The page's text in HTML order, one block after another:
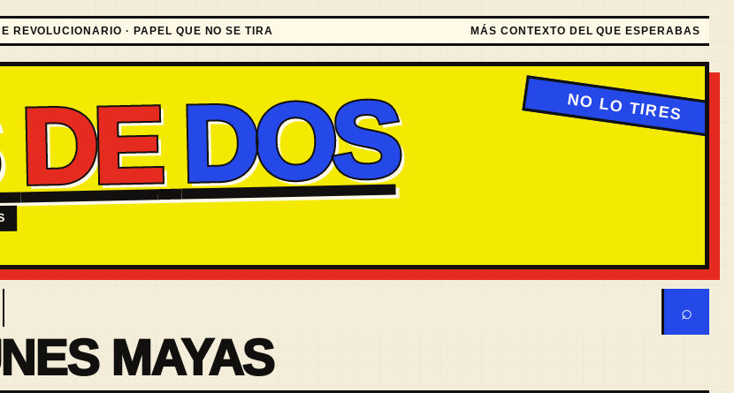
REVOLUCIONARIO · PAPEL QUE NO SE TIRA MÁS CONTEXTO DEL QUE ESPERABAS
DE DOS
⌕
MAYAS